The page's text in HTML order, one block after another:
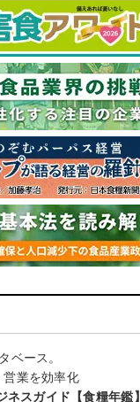
ベース。
業を効率化
スガイド【食糧年鑑】